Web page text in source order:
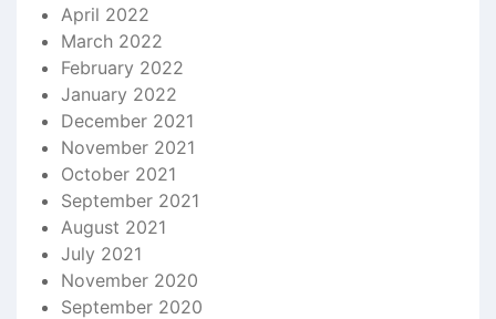
April 2022
March 2022
February 2022
January 2022
December 2021
November 2021
October 2021
September 2021
August 2021
July 2021
November 2020
September 2020